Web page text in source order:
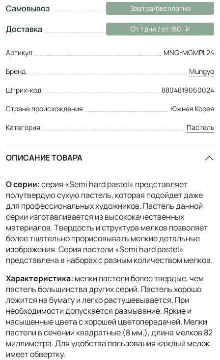
Самовывоз Завтра/бесплатно
Доставка От 1 дня / от 180
Артикул
MNG-MGMPL24
Бренд
Mungyo
Штрих-код
8804819060024
Страна происхождения
Южная Корея
Категория
Пастель
ОПИСАНИЕ ТОВАРА
О серии:серия «Semi hard pastel» представляет
полутвердую сухую пастель, которая подойдет даже
для профессиональных художников. Пастель данной
серии изготавливается из высококачественных
материалов. Твердость и структура мелков позволяет
более тщательно прорисовывать мелкие детальные
изображения. Серия пастели «Semi hard pastel»
представлена в наборах с разным количеством мелков.
Характеристика: мелки пастели более твердые, чем
пастель большинства других серий. Пастель хорошо
ложится на бумагу и легко растушевывается. При
необходимости допускается размывание. Яркие и
насыщенные цвета с хорошей цветопередачей. Мелки
пастели в сечении квадратные (8 мм.), длина мелков 82
миллиметра. Для удобства пользования каждый мелок
имеет обвертку.